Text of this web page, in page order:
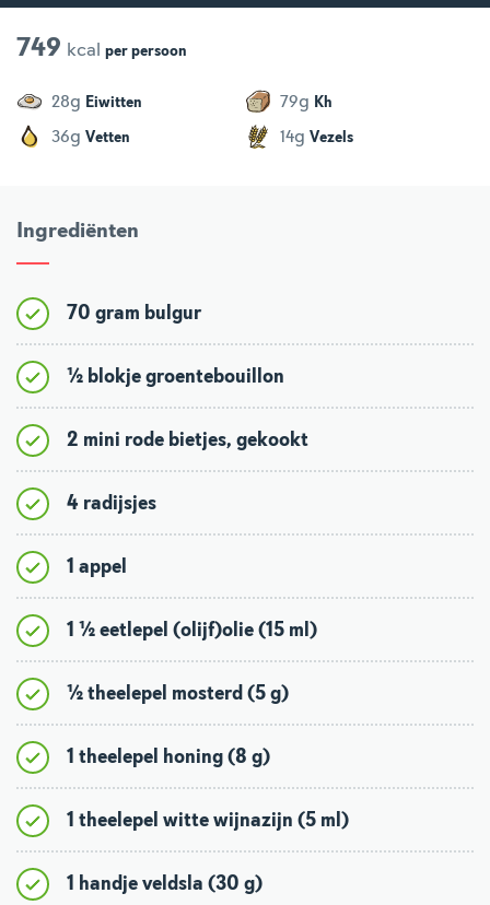
749 kcal per persoon
28g Eiwitten 79g Kh
36g Vetten 14g Vezels
Ingrediënten
70 gram bulgur
½ blokje groentebouillon
2 mini rode bietjes, gekookt
4 radijsjes
1 appel
1 ½ eetlepel (olijf)olie (15 ml)
½ theelepel mosterd (5 g)
1 theelepel honing (8 g)
1 theelepel witte wijnazijn (5 ml)
1 handje veldsla (30 g)